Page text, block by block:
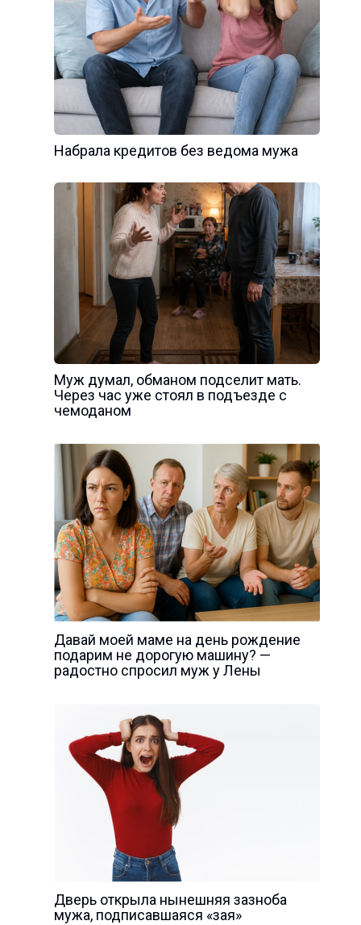
Набрала кредитов без ведома мужа
Муж думал, обманом подселит мать.
Через час уже стоял в подъезде с
чемоданом
Давай моей маме на день рождение
подарим не дорогую машину? —
радостно спросил муж у Лены
Дверь открыла нынешняя зазноба
мужа, подписавшаяся «зая»